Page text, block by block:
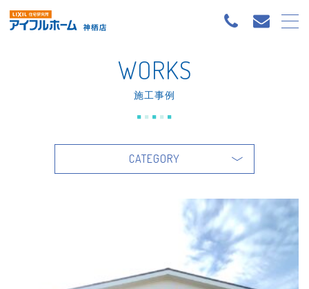
WORKS
施工事例
CATEGORY